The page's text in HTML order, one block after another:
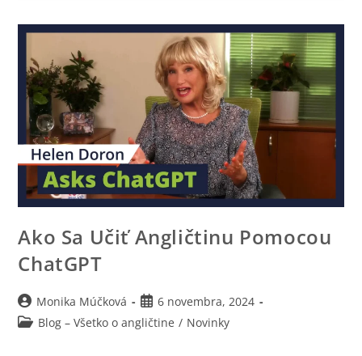
Ako Sa Učiť Angličtinu Pomocou
ChatGPT
Monika Múčková
6 novembra, 2024
Blog – Všetko o angličtine / Novinky